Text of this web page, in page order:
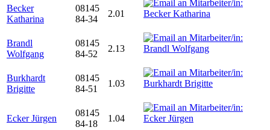
Becker
Katharina
08145
84-34
2.01
Brandl
Wolfgang
08145
84-52
2.13
Burkhardt
Brigitte
08145
84-51
1.03
Ecker Jürgen
08145
84-18
1.04